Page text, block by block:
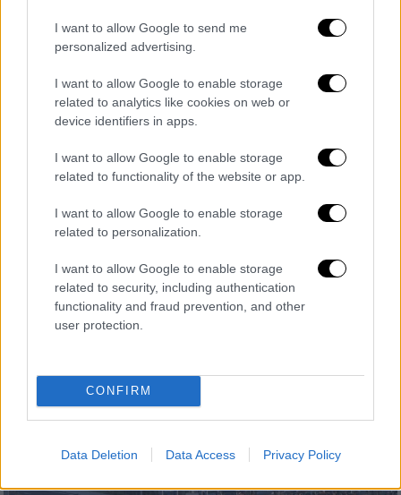
I want to allow Google to send me
personalized advertising.
I want to allow Google to enable storage
related to analytics like cookies on web or
device identifiers in apps.
I want to allow Google to enable storage
related to functionality of the website or app.
I want to allow Google to enable storage
related to personalization.
I want to allow Google to enable storage
related to security, including authentication
functionality and fraud prevention, and other
user protection.
CONFIRM
Data Deletion Data Access Privacy Policy
Ελλάδα|12.12.2025 15:27
ΑΔΕΔΥ: Σε 24ωρη πανελλαδική απεργία
προχωρούν οι δημόσιοι υπάλληλοι στις
Τι αποφάσισε η ΑΔΕΔΥ στο 39ο συνέδριό
της